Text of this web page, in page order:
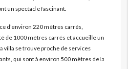
un spectacle fascinant.
d’environ 220 mètres carrés,
de 1000 mètres carrés et accueille un
villa se trouve proche de services
qui sont à environ 500 mètres de la